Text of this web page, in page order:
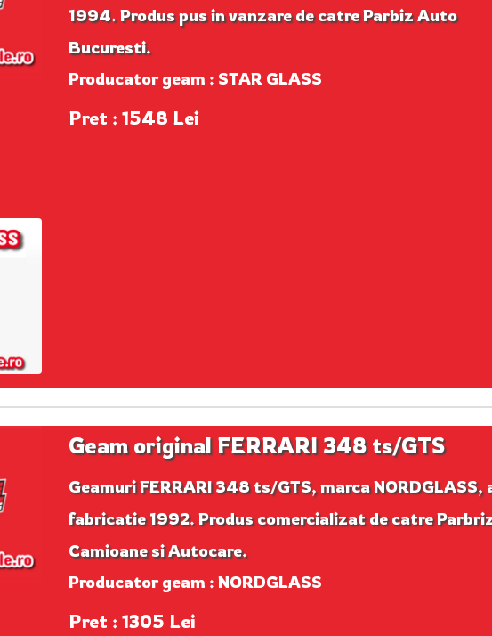
1994. Produs pus in vanzare de catre Parbiz Auto
Bucuresti.
Producator geam : STAR GLASS
Pret : 1548 Lei
Geam original FERRARI 348 ts/GTS
Geamuri FERRARI 348 ts/GTS, marca NORDGLASS,
fabricatie 1992. Produs comercializat de catre
Camioane si Autocare.
Producator geam : NORDGLASS
Pret : 1305 Lei